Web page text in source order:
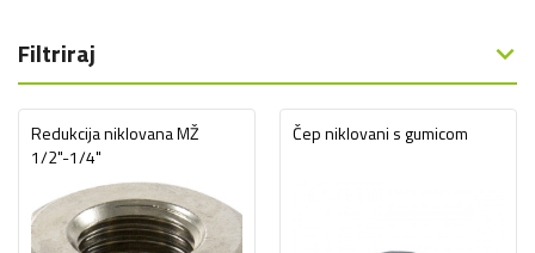
Filtriraj
Redukcija niklovana MŽ
1/2"-1/4"
Čep niklovani s gumicom